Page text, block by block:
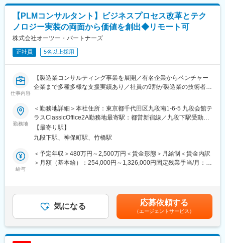
例３（前職：地方公務員）
「市のデジタル政策立案・DX推進を担当する中で、地域活性化に
は多様なプレーヤーの連携が不可欠と感じた。当社が地域創生の
旗振り役となり得る存在であると考え、業界未経験ながらもその
一員として活躍したいと転職を決意。」
変更の範囲：会社の定める業務
（2）マーケティング分野への適用拡大
・山陽新幹線および近畿圏在来線の収益向上に関する共同プロジ
・Club J-WESTメンバーの利便性向上を目的とする共同プロジェ
クト
出願
研修では1か月半～2か月の期間にて当社独自の分析方法を習得し
ていただくため、分析で使用するSQLというデータベース言語の
習得、データ可視化ツール（tableau）の習得を目指し研修を受け
ていただきます。
プロジェクトへのアサインとなります。
・BIツール（Tableau）を活用したデータの可視化 等
■チーム内コミュニケーションについて
情報交換の場としてチーム内でシェア会を実施しています。直近
性があります。月給(月額)は固定手当を含めた表記です。
【PLMコンサルタント】ビジネスプロセス改革とテク
ノロジー実装の両面から価値を創出◆リモート可
株式会社オーツー・パートナーズ
正社員 5名以上採用
仕事内容
【製造業コンサルティング事業を展開／有名企業からベンチャー
企業まで多種多様な支援実績あり／社員の9割が製造業の技術者出
■募集背景：
当社では、PLM（Product Lifecycle Management）の導入を単な
るシステム実装と捉えるのではなく、製造業のお客様のビジネス
変革の触媒として位置づけています。多くのコンサルティングフ
ァームがシステム側かビジネス側のどちらかに偏重する中、私た
ちは「業務とシステムの二刀流」のアプローチでクライアントの
真の課題解決を実現します。ビジネスプロセス改革とテクノロジ
■業務内容：
・クライアントの製品開発プロセスと情報伝達の現状調査とあり
勤務地
＜勤務地詳細＞本社住所：東京都千代田区九段南1-6-5 九段会館テ
ラスClassicOffice2A勤務地最寄駅：都営新宿線／九段下駅受動喫
煙対策：屋内全面禁煙変更の範囲：会社の定める事業所（リモー
トワーク含む）
【最寄り駅】
九段下駅、神保町駅、竹橋駅
給与
＜予定年収＞480万円～2,500万円＜賃金形態＞月給制＜賃金内訳
＞月額（基本給）：254,000円～1,326,000円固定残業手当/月：
当社基準により待遇を決定するが、待遇については応相談・人事
評価に基づき年１回の報酬見直し（4月）・業績により年2回賞与
支給 （2023年実績、2.0か月支給）・別途決算賞与あり（2023年
実績、1.0か月支給）賃金はあくまでも目安の金額であり、選考を
通じて上下する可能性があります。月給(月額)は固定手当を含めた
気になる 応募依頼する
（エージェントサービス）